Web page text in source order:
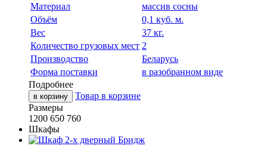
Материал
массив сосны
Объём
0,1 куб. м.
Вес
37 кг.
Количество грузовых мест 2
Производство
Беларусь
Форма поставки
в разобранном виде
Подробнее
в корзину
Товар в корзине
Размеры
1200 650 760
Шкафы